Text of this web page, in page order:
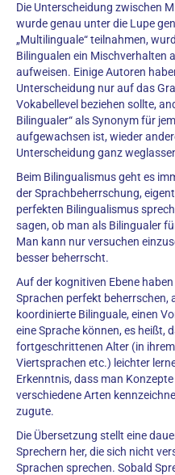
Die Unterscheidung zwischen
wurde genau unter die Lupe
„Multilinguale“ teilnahmen,
Bilingualen ein Mischverhalten
aufweisen. Einige Autoren
Unterscheidung nur auf das
Vokabellevel beziehen sollte,
Bilingualer“ als Synonym für
aufgewachsen ist, wieder
Unterscheidung ganz
Beim Bilingualismus geht es
der Sprachbeherrschung,
perfekten Bilingualismus
sagen, ob man als Bilingualer
Man kann nur versuchen
besser beherrscht.
Auf der kognitiven Ebene
Sprachen perfekt beherrschen,
koordinierte Bilinguale, einen
eine Sprache können, es heißt,
fortgeschrittenen Alter (in
Viertsprachen etc.) leichter
Erkenntnis, dass man
verschiedene Arten
zugute.
Die Übersetzung stellt eine
Sprechern her, die sich nicht
Sprachen sprechen. Sobald